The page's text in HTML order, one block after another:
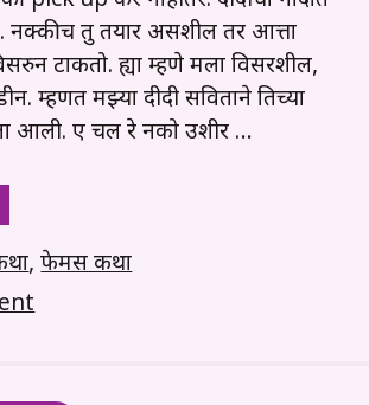
नक्कीच तु तयार असशील तर आत्ता
टाकतो. ह्या म्हणे मला विसरशील,
म्हणत मझ्या दीदी सविताने तिच्या
आली. ए चल रे नको उशीर …
,फेमस कथा